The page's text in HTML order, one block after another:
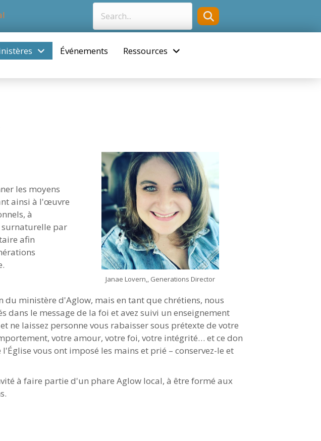
Événements
Ressources
les moyens
ainsi à l'œuvre
à
surnaturelle par
afin
Janae Lovern,, Generations Director
du ministère d'Aglow, mais en tant que chrétiens, nous
dans le message de la foi et avez suivi un enseignement
ne laissez personne vous rabaisser sous prétexte de votre
votre amour, votre foi, votre intégrité… et ce don
vous ont imposé les mains et prié – conservez-le et
à faire partie d'un phare Aglow local, à être formé aux